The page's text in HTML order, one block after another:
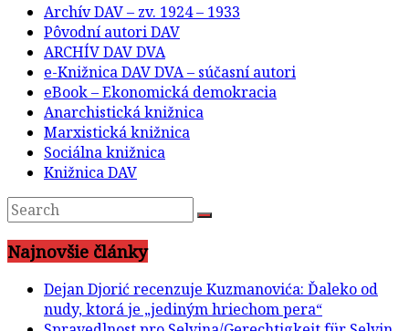
Archív DAV – zv. 1924 – 1933
Pôvodní autori DAV
ARCHÍV DAV DVA
e-Knižnica DAV DVA – súčasní autori
eBook – Ekonomická demokracia
Anarchistická knižnica
Marxistická knižnica
Sociálna knižnica
Knižnica DAV
Najnovšie články
Dejan Djorić recenzuje Kuzmanovića: Ďaleko od
nudy, ktorá je „jediným hriechom pera“